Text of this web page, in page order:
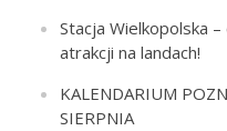
Stacja Wielkopolska
atrakcji na landach!
KALENDARIUM
SIERPNIA